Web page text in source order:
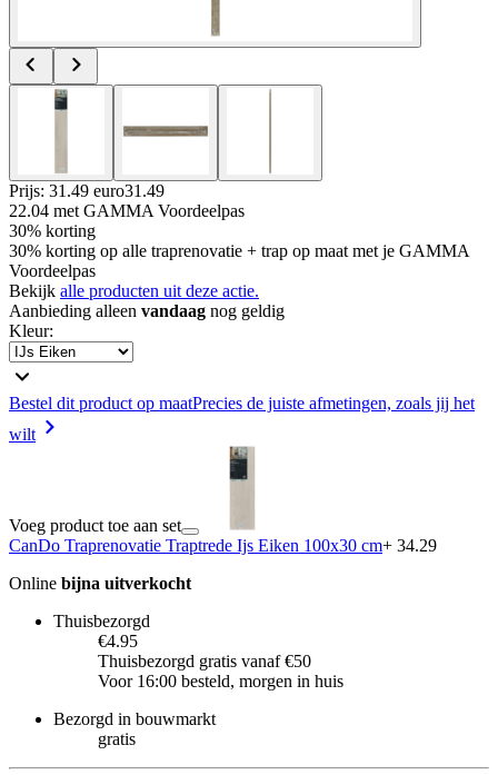
Prijs: 31.49 euro31 .49
22.04 met GAMMA Voordeelpas
30% korting
30% korting op alle traprenovatie + trap op maat met je GAMMA
Voordeelpas
Bekijk alle producten uit deze actie.
Aanbieding alleen vandaag nog geldig
Kleur:
Bestel dit product op maatPrecies de juiste afmetingen, zoals jij het
wilt
Voeg product toe aan set
CanDo Traprenovatie Traptrede Ijs Eiken 100x30 cm+ 34.29
Online bijna uitverkocht
Thuisbezorgd
€4.95
Thuisbezorgd gratis vanaf €50
Voor 16:00 besteld, morgen in huis
Bezorgd in bouwmarkt
gratis